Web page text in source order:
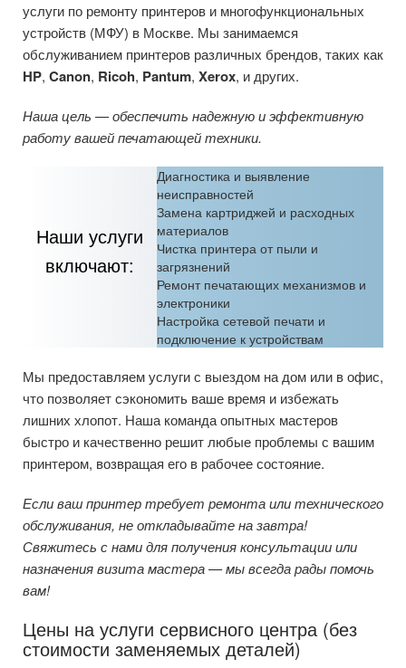
услуги по ремонту принтеров и многофункциональных
устройств (МФУ) в Москве. Мы занимаемся
обслуживанием принтеров различных брендов, таких как
HP, Canon, Ricoh, Pantum, Xerox, и других.
Наша цель — обеспечить надежную и эффективную
работу вашей печатающей техники.
Наши услуги
включают:
Диагностика и выявление
неисправностей
Замена картриджей и расходных
материалов
Чистка принтера от пыли и
загрязнений
Ремонт печатающих механизмов и
электроники
Настройка сетевой печати и
подключение к устройствам
Мы предоставляем услуги с выездом на дом или в офис,
что позволяет сэкономить ваше время и избежать
лишних хлопот. Наша команда опытных мастеров
быстро и качественно решит любые проблемы с вашим
принтером, возвращая его в рабочее состояние.
Если ваш принтер требует ремонта или технического
обслуживания, не откладывайте на завтра!
Свяжитесь с нами для получения консультации или
назначения визита мастера — мы всегда рады помочь
вам!
Цены на услуги сервисного центра (без
стоимости заменяемых деталей)